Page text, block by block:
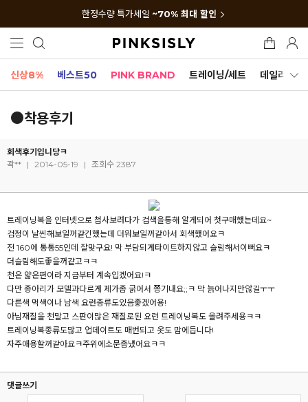
한정수량 특가세일 ~70% 최대 할인
신상8% 베스트50 PINK BRAND 트레이닝/세트 데일리세트
●착용후기
회색후기입니당ㅋ
곽** | 2014-05-19 | 조회수 2387
트레이닝복을 인터넷으로 첨사보려다가 검색을통해 알게되어 첫구매했는데요~
검정이 날씬해보일꺼같긴했는데 더워보일꺼같아서 회색했어요ㅋ
전 160에 통통55인데 잘맞구요! 막 부담되게타이트하지않고 슬림해서이뻐요ㅋ
더슬림해도좋을꺼같고ㅋㅋ
천은 얇은편이라 지금부터 계속입겠어요!ㅋ
다만 종아리가 모델과다르게 제가좀 굵어서 쫑기내요;;ㅋ 막 늙어나지만않길ㅜㅜ
다른색 먹색이나 남색 요런종류도있음좋겠어용!
아님재질을 천말고 스판이많은 재질로된 요런 트레이닝복도 올려주세용ㅋㅋ
트레이닝복종류도많고 업데이트도 매번되고 옷도 맘에듭니다!
자주애용할꺼같아요ㅋ주위에소문좀냈어요ㅋㅋ
댓글쓰기